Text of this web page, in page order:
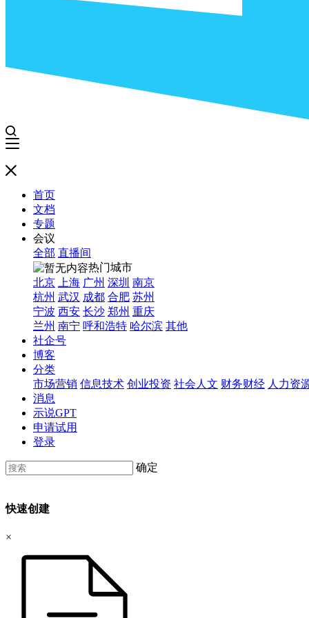
首页
文档
专题
会议
全部 直播间
热门城市
北京
上海 广州 深圳 南京
杭州 武汉 成都 合肥 苏州
宁波 西安 长沙 郑州 重庆
兰州 南宁 呼和浩特 哈尔滨 其他
社企号
博客
分类
市场营销 信息技术 创业投资 社会人文 财务财经 人力资
消息
示说GPT
申请试用
登录
确定
快速创建
×